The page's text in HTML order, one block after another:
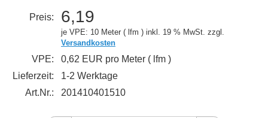
Preis: 6,19
je VPE: 10 Meter ( lfm ) inkl. 19 % MwSt. zzgl.
Versandkosten
VPE:
0,62 EUR pro Meter ( lfm )
Lieferzeit:
1-2 Werktage
Art.Nr.:
201410401510